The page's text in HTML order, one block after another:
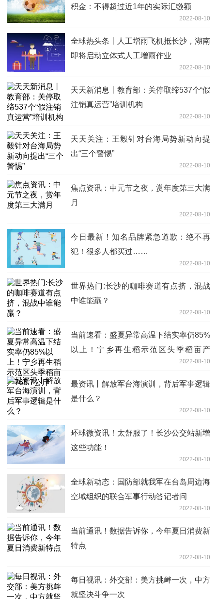
积金：不得超过近1年的实际汇缴额
2022-08-10
全球热头条丨人工增雨飞机抵长沙，湖南
即将启动立体式人工增雨作业
2022-08-10
天天新消息丨教育部：关停取缔537个“假
注销真运营”培训机构
2022-08-10
天天关注：王毅针对台海局势新动向提
出“三个警惕”
2022-08-10
焦点资讯：中元节之夜，赏年度第三大满
月
2022-08-10
今日最新！知名品牌紧急道歉：绝不再
犯！很多人都买过……
2022-08-10
世界热门:长沙的咖啡赛道有点挤，混战
中谁能羸？
2022-08-10
当前速看：盛夏异常高温下结实率仍85%
以上！宁乡再生稻示范区头季稻亩产
2022-08-10
最资讯丨解放军台海演训，背后军事逻辑
是什么？
2022-08-10
环球微资讯！太舒服了！长沙公交站新增
这些功能！
2022-08-10
全球新动态：国防部就我军在台岛周边海
空域组织的联合军事行动答记者问
2022-08-10
当前通讯！数据告诉你，今年夏日消费新
特点
2022-08-10
每日视讯：外交部：美方挑衅一次，中方
就坚决斗争一次